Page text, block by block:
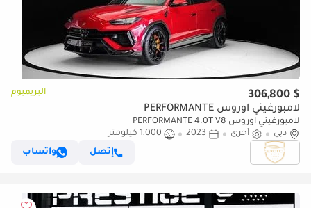
$ 306,800 البريميوم
لامبورغيني اوروس PERFORMANTE
لامبورغيني اوروس PERFORMANTE 4.0T V8
دبي
أخرى 2023
1,000 كيلومتر
إتصل
واتساب